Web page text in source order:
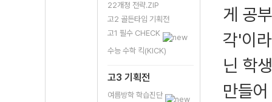
22개정 전략.ZIP
고2 골든타임 기획전
고1 필수 CHECK
수능 수학 킥(KICK)
고3 기획전
여름방학 학습진단
게 공
각'이
닌 학
만들